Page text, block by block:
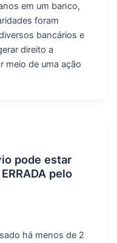
em um banco,
foram
bancários e
direito a
meio de uma ação
pode estar
pelo
há menos de 2